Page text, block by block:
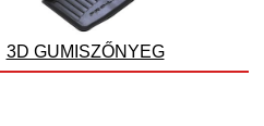
3D GUMISZŐNYEG